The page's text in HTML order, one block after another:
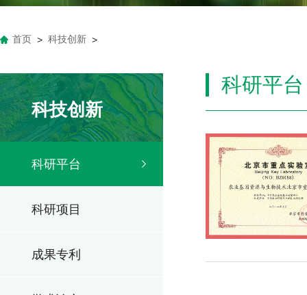
首页 > 科技创新 >
科技创新
科研平台
科研项目
成果专利
科研平台